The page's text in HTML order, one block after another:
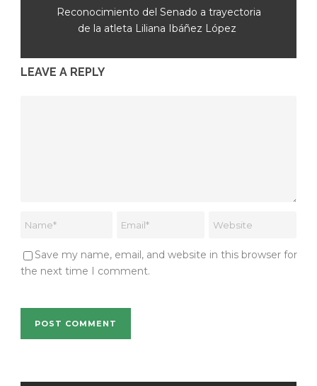
Reconocimiento del Senado a trayectoria
de la atleta Liliana Ibáñez López
LEAVE A REPLY
Save my name, email, and website in this browser for
the next time I comment.